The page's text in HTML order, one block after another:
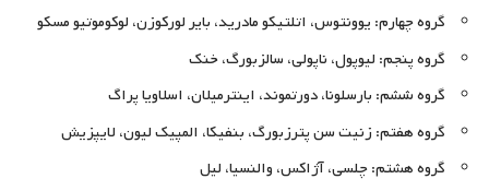
گروه چهارم: یوونتوس، اتلتیکو مادرید، بایر لورکوزن،‌ لوکوموتیو مسکو
گروه پنجم: لیوپول، ناپولی، سالزبورگ، خنک
گروه ششم: بارسلونا، دورتموند، اینترمیلان، اسلاویا پراگ
گروه هفتم: زنیت سن پترزبورگ، بنفیکا، المپیک لیون، لایپزیش
گروه هشتم: چلسی، آژاکس،‌ والنسیا، لیل